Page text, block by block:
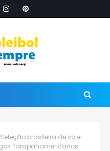
Seleção brasileira de vôlei
Parapanamericanos